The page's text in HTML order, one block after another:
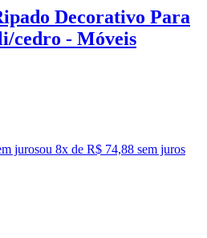
Decorativo Para
cedro - Móveis
jurosou 8x de R$ 74,88 sem juros